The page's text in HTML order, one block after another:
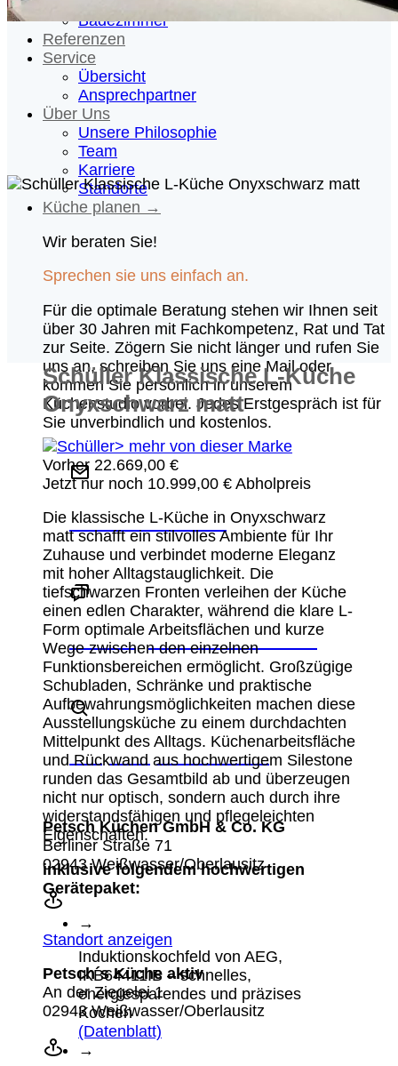
Badezimmer
Referenzen
Service
Übersicht
Ansprechpartner
Über Uns
Unsere Philosophie
Team
Karriere
Standorte
Küche planen →
Wir beraten Sie!
Sprechen sie uns einfach an.
Für die optimale Beratung stehen wir Ihnen seit
über 30 Jahren mit Fachkompetenz, Rat und Tat
zur Seite. Zögern Sie nicht länger und rufen Sie
uns an, schreiben Sie uns eine Mail oder
kommen Sie persönlich in unserem
Küchenstudio vorbei. Jedes Erstgespräch ist für
Sie unverbindlich und kostenlos.
Schreiben Sie uns
Beratungstermin vereinbaren
Ansprechpartner finden
Petsch Küchen GmbH & Co. KG
Berliner Straße 71
02943 Weißwasser/Oberlausitz
Standort anzeigen
Petsch´s Küche aktiv
An der Ziegelei 1
02943 Weißwasser/Oberlausitz
Schüller Klassische L-Küche
Onyxschwarz matt
> mehr von dieser Marke
Vorher 22.669,00 €
Jetzt nur noch 10.999,00 € Abholpreis
Die klassische L-Küche in Onyxschwarz
matt schafft ein stilvolles Ambiente für Ihr
Zuhause und verbindet moderne Eleganz
mit hoher Alltagstauglichkeit. Die
tiefschwarzen Fronten verleihen der Küche
einen edlen Charakter, während die klare L-
Form optimale Arbeitsflächen und kurze
Wege zwischen den einzelnen
Funktionsbereichen ermöglicht. Großzügige
Schubladen, Schränke und praktische
Aufbewahrungsmöglichkeiten machen diese
Ausstellungsküche zu einem durchdachten
Mittelpunkt des Alltags. Küchenarbeitsfläche
und Rückwand aus hochwertigem Silestone
runden das Gesamtbild ab und überzeugen
nicht nur optisch, sondern auch durch ihre
widerstandsfähigen und pflegeleichten
Eigenschaften.
inklusive folgendem hochwertigen
Gerätepaket:
→
Induktionskochfeld von AEG,
IKB64411IB – schnelles,
energiesparendes und präzises
Kochen
(Datenblatt)
→